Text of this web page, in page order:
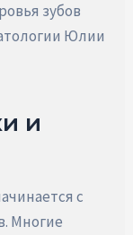
зубов
Юлии
и
с
Многие